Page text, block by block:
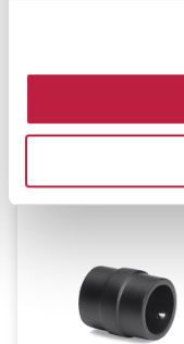
Naulakko Elegant